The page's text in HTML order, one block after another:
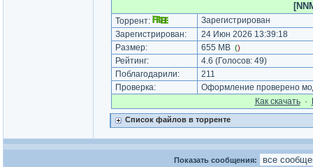
Торрент:
Зарегистрирован
Зарегистрирован:
24 Июн 2026 13:39:18
Размер:
655 MB ()
Рейтинг: 4.6 (Голосов: 49)
Поблагодарили:
211
Проверка:
Оформление проверено
Как cкачать·
Список файлов в торренте
Показать сообщения: